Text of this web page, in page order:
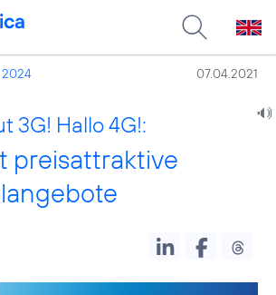
2024 07.04.2021
3G! Hallo 4G!:
preisattraktive